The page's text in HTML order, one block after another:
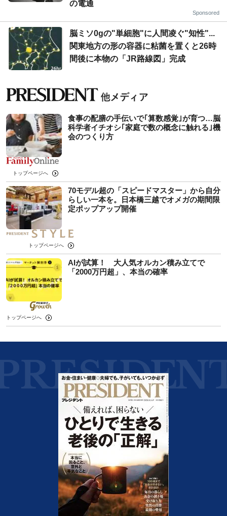
の電通
Sponsored
脳ミソ0gの"単細胞"に人間凌ぐ"知性"...
関東地方の形の容器に粘菌を置くと26時
間後に本物の「JR路線図」完成
食事の配膳の手伝いで｢算数感覚｣が育つ…脳
科学者イチオシ｢家庭で数の概念に触れる｣機
会のつくり方
トップページへ
70モデル超の「スピードマスター」から自分
らしい一本を。日本橋三越でオメガの期間限
定ポップアップ開催
トップページへ
AIが試算！ 大人気オルカン積み立てで
「2000万円超」、本当の確率
トップページへ